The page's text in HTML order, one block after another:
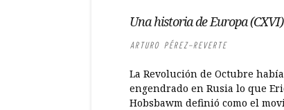
Una historia de Europa (CXVI)
ARTURO PÉREZ-REVERTE
La Revolución de Octubre había
engendrado en Rusia lo que
Hobsbawm definió como el